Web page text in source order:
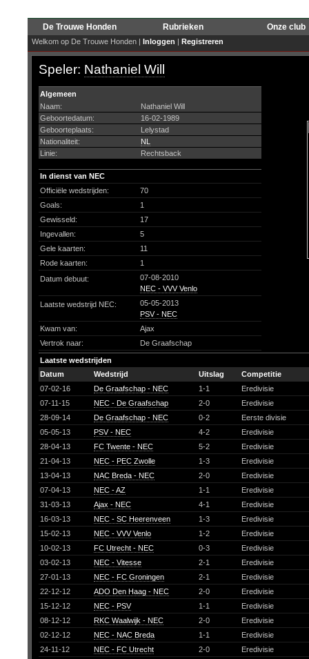
De Trouwe Honden Rubrieken Onze club
Welkom op De Trouwe Honden | Inloggen | Registreren
Speler: Nathaniel Will
Algemeen
Naam:
Nathaniel Will
Geboortedatum:
16-02-1989
Geboorteplaats:
Lelystad
Nationaliteit:
NL
Linie:
Rechtsback
In dienst van NEC
Officiële wedstrijden:
70
Goals:
1
Gewisseld:
17
Ingevallen:
5
Gele kaarten:
11
Rode kaarten:
1
Datum debuut:
07-08-2010
NEC - VVV Venlo
Laatste wedstrijd NEC:
05-05-2013
PSV - NEC
Kwam van:
Ajax
Vertrok naar:
De Graafschap
Laatste wedstrijden
Datum
Wedstrijd Uitslag
Competitie
07-02-16
De Graafschap - NEC 1-1
Eredivisie
07-11-15
NEC - De Graafschap 2-0
Eredivisie
28-09-14
De Graafschap - NEC 0-2
Eerste divisie
05-05-13
PSV - NEC 4-2
Eredivisie
28-04-13
FC Twente - NEC 5-2
Eredivisie
21-04-13
NEC - PEC Zwolle 1-3
Eredivisie
13-04-13
NAC Breda - NEC 2-0
Eredivisie
07-04-13
NEC - AZ 1-1
Eredivisie
31-03-13
Ajax - NEC 4-1
Eredivisie
16-03-13
NEC - SC Heerenveen 1-3
Eredivisie
15-02-13
NEC - VVV Venlo 1-2
Eredivisie
10-02-13
FC Utrecht - NEC 0-3
Eredivisie
03-02-13
NEC - Vitesse 2-1
Eredivisie
27-01-13
NEC - FC Groningen 2-1
Eredivisie
22-12-12
ADO Den Haag - NEC 2-0
Eredivisie
15-12-12
NEC - PSV 1-1
Eredivisie
08-12-12
RKC Waalwijk - NEC 2-0
Eredivisie
02-12-12
NEC - NAC Breda 1-1
Eredivisie
24-11-12
NEC - FC Utrecht 2-0
Eredivisie